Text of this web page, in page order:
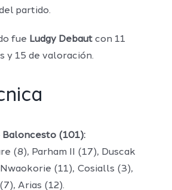
partido.
fue Ludgy Debaut con 11
y 15 de valoración.
(101):
(8), Parham II (17), Duscak
(11), Cosialls (3),
Arias (12).